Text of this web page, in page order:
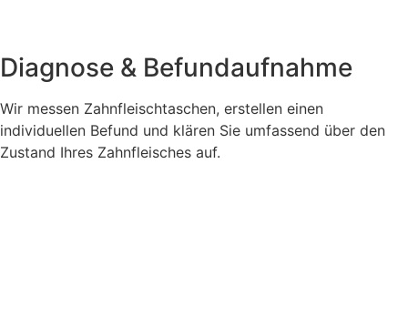
Diagnose & Befundaufnahme
Wir messen Zahnfleischtaschen, erstellen einen
individuellen Befund und klären Sie umfassend über den
Zustand Ihres Zahnfleisches auf.